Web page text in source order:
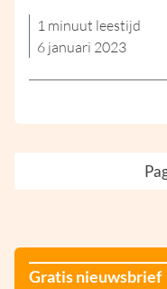
1 minuut leestijd
6 januari 2023
Gratis nieuwsbrief